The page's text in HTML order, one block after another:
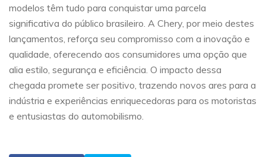
modelos têm tudo para conquistar uma parcela
significativa do público brasileiro. A Chery, por meio destes
lançamentos, reforça seu compromisso com a inovação e
qualidade, oferecendo aos consumidores uma opção que
alia estilo, segurança e eficiência. O impacto dessa
chegada promete ser positivo, trazendo novos ares para a
indústria e experiências enriquecedoras para os motoristas
e entusiastas do automobilismo.